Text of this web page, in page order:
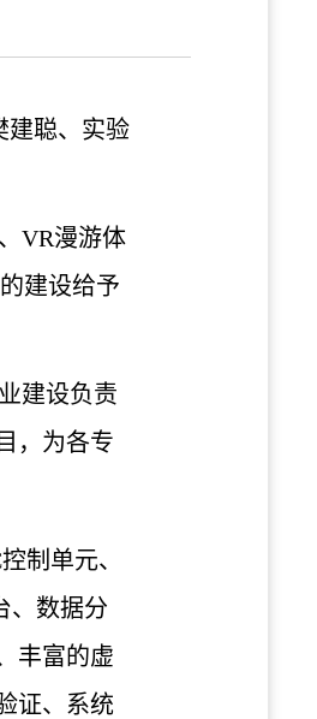
建聪、实验
VR漫游体
建设给予
建设负责
，为各专
控制单元、
、数据分
丰富的虚
证、系统